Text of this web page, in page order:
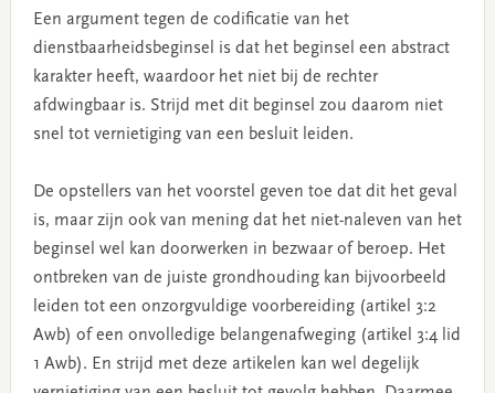
Een argument tegen de codificatie van het
dienstbaarheidsbeginsel is dat het beginsel een abstract
karakter heeft, waardoor het niet bij de rechter
afdwingbaar is. Strijd met dit beginsel zou daarom niet
snel tot vernietiging van een besluit leiden.
De opstellers van het voorstel geven toe dat dit het geval
is, maar zijn ook van mening dat het niet-naleven van het
beginsel wel kan doorwerken in bezwaar of beroep. Het
ontbreken van de juiste grondhouding kan bijvoorbeeld
leiden tot een onzorgvuldige voorbereiding (artikel 3:2
Awb) of een onvolledige belangenafweging (artikel 3:4 lid
1 Awb). En strijd met deze artikelen kan wel degelijk